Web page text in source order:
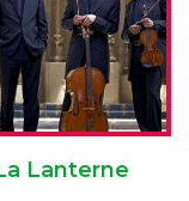
Lanterne